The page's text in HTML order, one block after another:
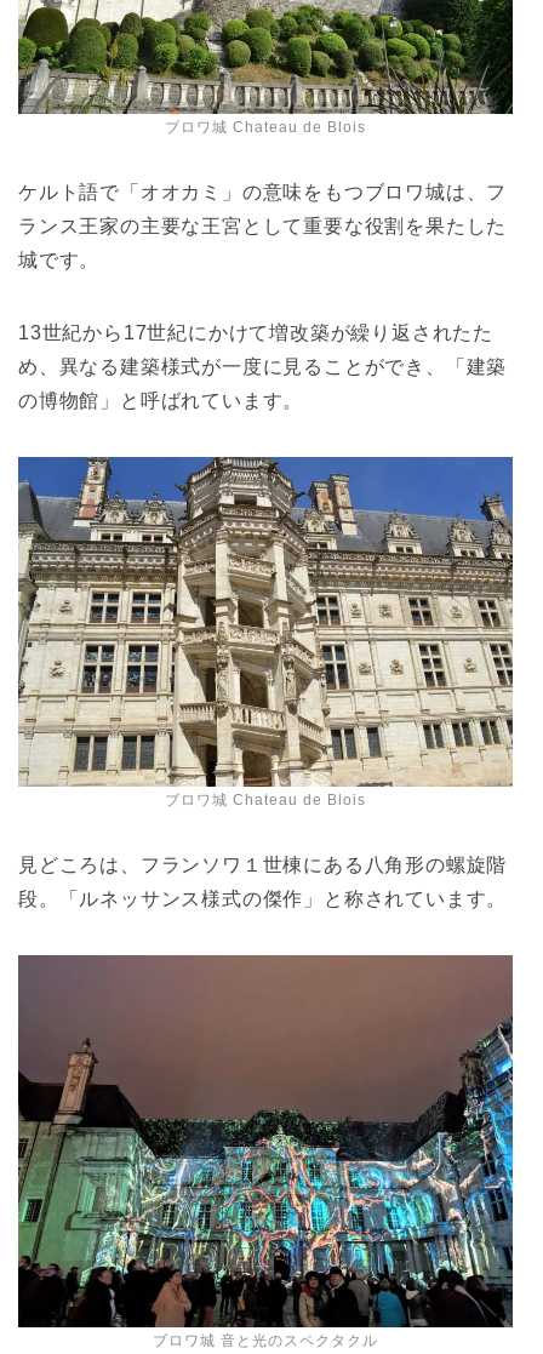
ブロワ城 Chateau de Blois
ケルト語で「オオカミ」の意味をもつブロワ城は、フ
ランス王家の主要な王宮として重要な役割を果たした
城です。
13世紀から17世紀にかけて増改築が繰り返されたた
め、異なる建築様式が一度に見ることができ、「建築
の博物館」と呼ばれています。
ブロワ城 Chateau de Blois
見どころは、フランソワ１世棟にある八角形の螺旋階
段。「ルネッサンス様式の傑作」と称されています。
ブロワ城 音と光のスペクタクル